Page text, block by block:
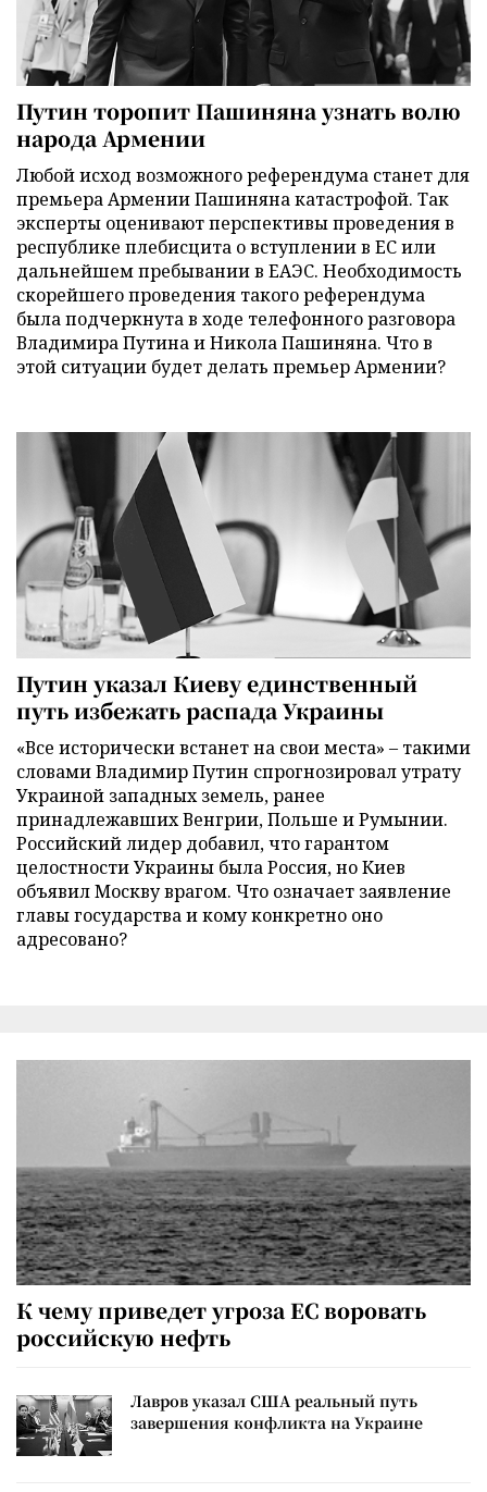
Путин торопит Пашиняна узнать волю
народа Армении
Любой исход возможного референдума станет для
премьера Армении Пашиняна катастрофой. Так
эксперты оценивают перспективы проведения в
республике плебисцита о вступлении в ЕС или
дальнейшем пребывании в ЕАЭС. Необходимость
скорейшего проведения такого референдума
была подчеркнута в ходе телефонного разговора
Владимира Путина и Никола Пашиняна. Что в
этой ситуации будет делать премьер Армении?
Путин указал Киеву единственный
путь избежать распада Украины
«Все исторически встанет на свои места» – такими
словами Владимир Путин спрогнозировал утрату
Украиной западных земель, ранее
принадлежавших Венгрии, Польше и Румынии.
Российский лидер добавил, что гарантом
целостности Украины была Россия, но Киев
объявил Москву врагом. Что означает заявление
главы государства и кому конкретно оно
адресовано?
К чему приведет угроза ЕС воровать
российскую нефть
Лавров указал США реальный путь
завершения конфликта на Украине